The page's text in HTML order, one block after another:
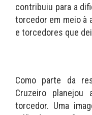
contribuiu para a
torcedor em meio à
e torcedores que
Como parte da
Cruzeiro
torcedor. Uma